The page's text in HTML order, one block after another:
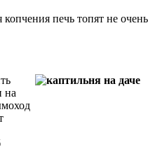
печь топят не
на